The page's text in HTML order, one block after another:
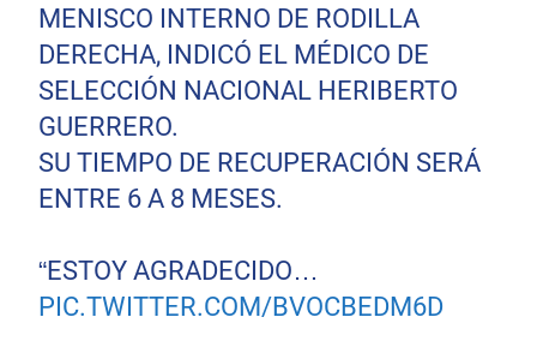
MENISCO INTERNO DE RODILLA
DERECHA, INDICÓ EL MÉDICO DE
SELECCIÓN NACIONAL HERIBERTO
GUERRERO.
SU TIEMPO DE RECUPERACIÓN SERÁ
ENTRE 6 A 8 MESES.
“ESTOY AGRADECIDO…
PIC.TWITTER.COM/BVOCBEDM6D